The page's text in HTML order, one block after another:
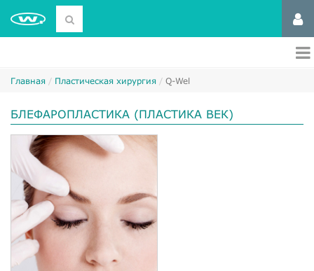
Главная Пластическая хирургия Q-Wel
БЛЕФАРОПЛАСТИКА (ПЛАСТИКА ВЕК)